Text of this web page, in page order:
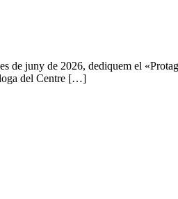
juny de 2026, dediquem el
del Centre […]